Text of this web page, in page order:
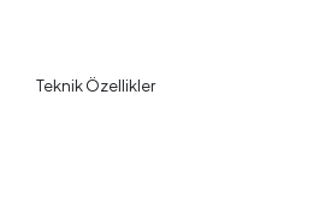
Teknik Özellikler